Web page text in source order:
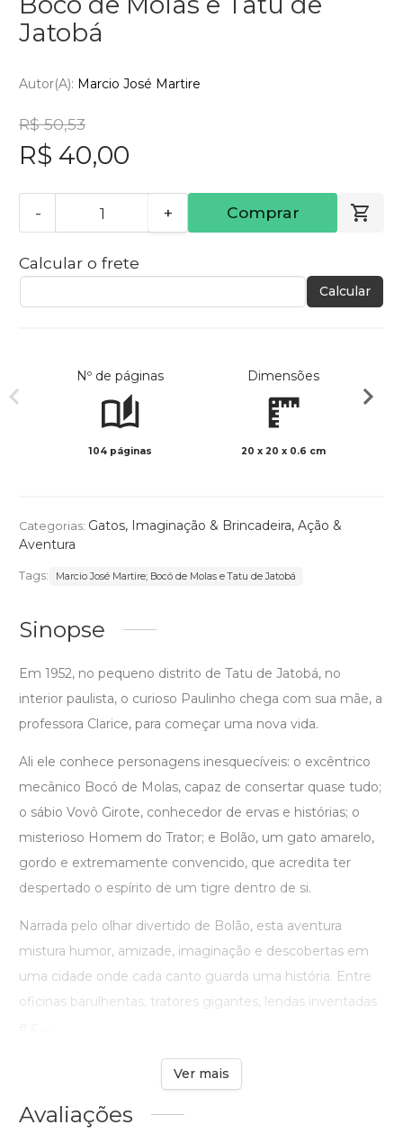
Jatobá
Autor(a): Marcio José Martire
R$ 50,53
R$ 40,00
- + Comprar
Calcular o frete
Calcular
Nº de páginas
104 páginas
Dimensões
20 x 20 x 0.6 cm
Categorias: Gatos, Imaginação & Brincadeira, Ação &
Aventura
Tags: Marcio José Martire; Bocó de Molas e Tatu de Jatobá
Sinopse
Em 1952, no pequeno distrito de Tatu de Jatobá, no
interior paulista, o curioso Paulinho chega com sua mãe, a
professora Clarice, para começar uma nova vida.
Ali ele conhece personagens inesquecíveis: o excêntrico
mecânico Bocó de Molas, capaz de consertar quase tudo;
o sábio Vovô Girote, conhecedor de ervas e histórias; o
misterioso Homem do Trator; e Bolão, um gato amarelo,
gordo e extremamente convencido, que acredita ter
despertado o espírito de um tigre dentro de si.
Narrada pelo olhar divertido de Bolão, esta aventura
mistura humor, amizade, imaginação e descobertas em
uma cidade onde cada canto guarda uma história. Entre
oficinas barulhentas, tratores gigantes, lendas inventadas
Ver mais
Avaliações